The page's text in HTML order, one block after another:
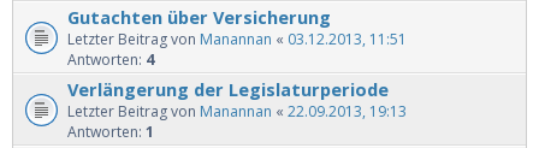
Gutachten über Versicherung
Letzter Beitrag von Manannan « 03.12.2013, 11:51
Antworten: 4
Verlängerung der Legislaturperiode
Letzter Beitrag von Manannan « 22.09.2013, 19:13
Antworten: 1